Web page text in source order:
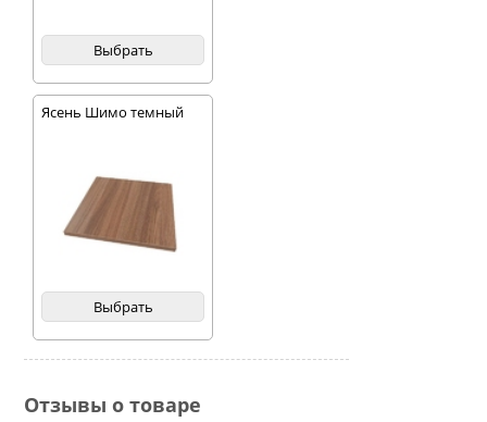
Выбрать
Ясень Шимо темный
Выбрать
Отзывы о товаре